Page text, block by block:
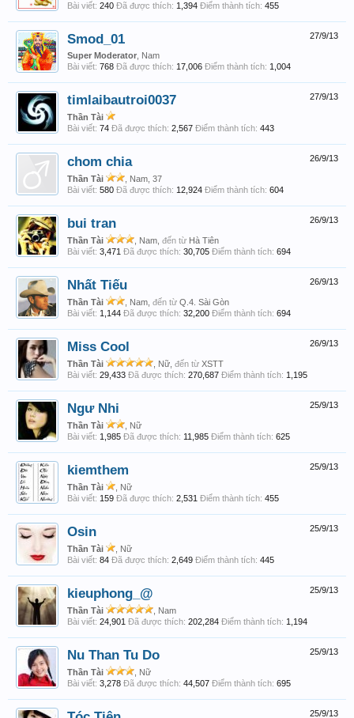
Bài viết: 240 Đã được thích: 1,394 Điểm thành tích: 455
27/9/13
Smod_01
Super Moderator , Nam
Bài viết: 768 Đã được thích: 17,006 Điểm thành tích: 1,004
27/9/13
timlaibautroi0037
Thần Tài
Bài viết: 74 Đã được thích: 2,567 Điểm thành tích: 443
26/9/13
chom chia
Thần Tài
, Nam, 37
Bài viết: 580 Đã được thích: 12,924 Điểm thành tích: 604
26/9/13
bui tran
Thần Tài , Nam, đến từ Hà Tiên
Bài viết: 3,471 Đã được thích: 30,705 Điểm thành tích: 694
26/9/13
Nhất Tiếu
Thần Tài , Nam, đến từ Q.4. Sài Gòn
Bài viết: 1,144 Đã được thích: 32,200 Điểm thành tích: 694
26/9/13
Miss Cool
Thần Tài , Nữ, đến từ XSTT
Bài viết: 29,433 Đã được thích: 270,687 Điểm thành tích: 1,195
25/9/13
Ngư Nhi
Thần Tài
, Nữ
Bài viết: 1,985 Đã được thích: 11,985 Điểm thành tích: 625
25/9/13
kiemthem
Thần Tài
, Nữ
Bài viết: 159 Đã được thích: 2,531 Điểm thành tích: 455
25/9/13
Osin
Thần Tài
, Nữ
Bài viết: 84 Đã được thích: 2,649 Điểm thành tích: 445
25/9/13
kieuphong_@
Thần Tài
, Nam
Bài viết: 24,901 Đã được thích: 202,284 Điểm thành tích: 1,194
25/9/13
Nu Than Tu Do
Thần Tài
, Nữ
Bài viết: 3,278 Đã được thích: 44,507 Điểm thành tích: 695
25/9/13